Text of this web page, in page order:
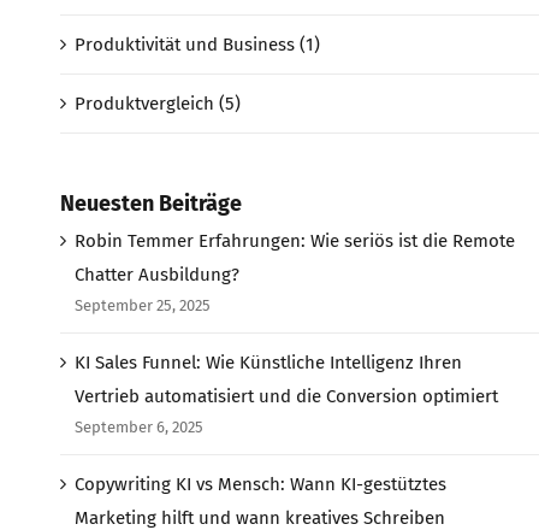
Produktivität und Business (1)
Produktvergleich (5)
Neuesten Beiträge
Robin Temmer Erfahrungen: Wie seriös ist die Remote
Chatter Ausbildung?
September 25, 2025
KI Sales Funnel: Wie Künstliche Intelligenz Ihren
Vertrieb automatisiert und die Conversion optimiert
September 6, 2025
Copywriting KI vs Mensch: Wann KI-gestütztes
Marketing hilft und wann kreatives Schreiben